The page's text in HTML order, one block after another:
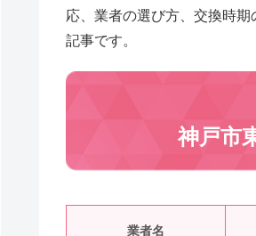
応、業者の選び方、交換時
記事です。
神戸市
業者名